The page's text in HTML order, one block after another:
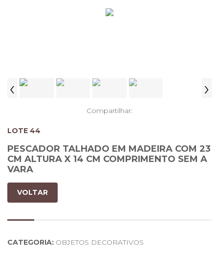
‹ ›
Compartilhar:
LOTE 44
PESCADOR TALHADO EM MADEIRA COM 23
CM ALTURA X 14 CM COMPRIMENTO SEM A
VARA
VOLTAR
CATEGORIA: OBJETOS DECORATIVOS